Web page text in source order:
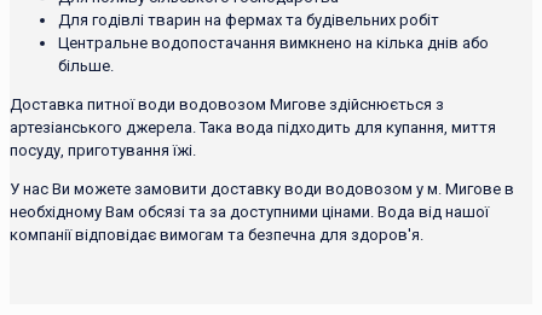
Для годівлі тварин на фермах та будівельних робіт
Центральне водопостачання вимкнено на кілька днів або
більше.
Доставка питної води водовозом Мигове здійснюється з
артезіанського джерела. Така вода підходить для купання, миття
посуду, приготування їжі.
У нас Ви можете замовити доставку води водовозом у м. Мигове в
необхідному Вам обсязі та за доступними цінами. Вода від нашої
компанії відповідає вимогам та безпечна для здоров'я.